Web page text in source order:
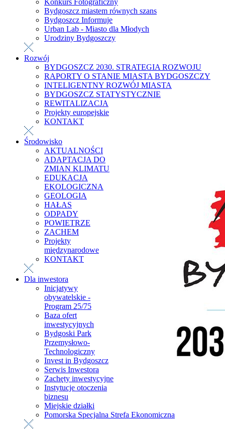
Konkurs Fotograficzny
Bydgoszcz miastem równych szans
Bydgoszcz Informuje
Urban Lab - Miasto dla Młodych
Urodziny Bydgoszczy
Rozwój
BYDGOSZCZ 2030. STRATEGIA ROZWOJU
RAPORTY O STANIE MIASTA BYDGOSZCZY
INTELIGENTNY ROZWÓJ MIASTA
BYDGOSZCZ STATYSTYCZNIE
REWITALIZACJA
Projekty europejskie
KONTAKT
Środowisko
AKTUALNOŚCI
ADAPTACJA DO
ZMIAN KLIMATU
EDUKACJA
EKOLOGICZNA
GEOLOGIA
HAŁAS
ODPADY
POWIETRZE
ZACHEM
Projekty
międzynarodowe
KONTAKT
Dla inwestora
Inicjatywy
obywatelskie -
Program 25/75
Baza ofert
inwestycyjnych
Bydgoski Park
Przemysłowo-
Technologiczny
Invest in Bydgoszcz
Serwis Inwestora
Zachęty inwestycyjne
Instytucje otoczenia
biznesu
Miejskie działki
Pomorska Specjalna Strefa Ekonomiczna